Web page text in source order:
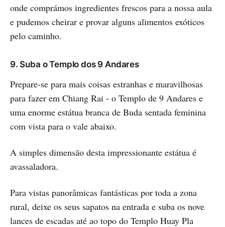
onde comprámos ingredientes frescos para a nossa aula
e pudemos cheirar e provar alguns alimentos exóticos
pelo caminho.
9. Suba o Templo dos 9 Andares
Prepare-se para mais coisas estranhas e maravilhosas
para fazer em Chiang Rai - o Templo de 9 Andares e
uma enorme estátua branca de Buda sentada feminina
com vista para o vale abaixo.
A simples dimensão desta impressionante estátua é
avassaladora.
Para vistas panorâmicas fantásticas por toda a zona
rural, deixe os seus sapatos na entrada e suba os nove
lances de escadas até ao topo do Templo Huay Pla